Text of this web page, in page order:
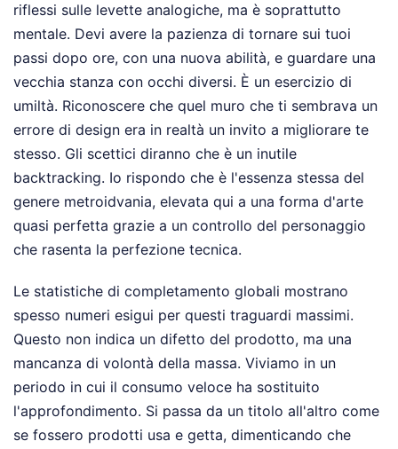
riflessi sulle levette analogiche, ma è soprattutto
mentale. Devi avere la pazienza di tornare sui tuoi
passi dopo ore, con una nuova abilità, e guardare una
vecchia stanza con occhi diversi. È un esercizio di
umiltà. Riconoscere che quel muro che ti sembrava un
errore di design era in realtà un invito a migliorare te
stesso. Gli scettici diranno che è un inutile
backtracking. Io rispondo che è l'essenza stessa del
genere metroidvania, elevata qui a una forma d'arte
quasi perfetta grazie a un controllo del personaggio
che rasenta la perfezione tecnica.
Le statistiche di completamento globali mostrano
spesso numeri esigui per questi traguardi massimi.
Questo non indica un difetto del prodotto, ma una
mancanza di volontà della massa. Viviamo in un
periodo in cui il consumo veloce ha sostituito
l'approfondimento. Si passa da un titolo all'altro come
se fossero prodotti usa e getta, dimenticando che